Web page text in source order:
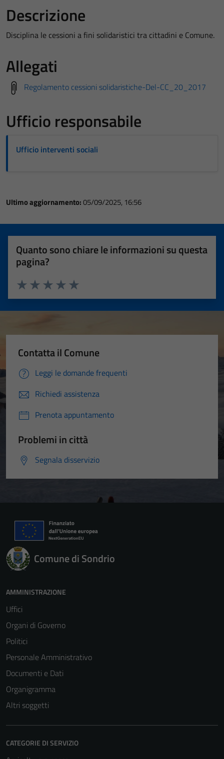
Descrizione
Disciplina le cessioni a fini solidaristici tra cittadini e Comune.
Allegati
Regolamento cessioni solidaristiche-Del-CC_20_2017
Ufficio responsabile
Ufficio interventi sociali
Ultimo aggiornamento:05/09/2025, 16:56
Quanto sono chiare le informazioni su questa
pagina?
Valuta 5 stelle su 5
Valuta 4 stelle su 5
Valuta 3 stelle su 5
Valuta 2 stelle su 5
Valuta 1 stelle su 5
Contatta il Comune
Leggi le domande frequenti
Richiedi assistenza
Prenota appuntamento
Problemi in città
Segnala disservizio
Comune di Sondrio
AMMINISTRAZIONE
Uffici
Organi di Governo
Politici
Personale Amministrativo
Documenti e Dati
Organigramma
Altri soggetti
CATEGORIE DI SERVIZIO